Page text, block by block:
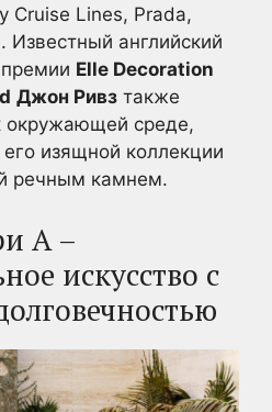
Cruise Lines, Prada,
Известный английский
Elle Decoration
Джон Ривз также
окружающей среде,
изящной коллекции
речным камнем.
А –
искусство с